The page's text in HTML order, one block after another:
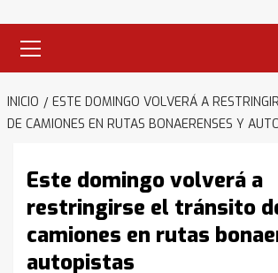
primario
INICIO
ESTE DOMINGO VOLVERÁ A
DE CAMIONES EN RUTAS BONAERENSES Y
Este domingo volverá a
restringirse el tránsito
camiones en rutas
autopistas